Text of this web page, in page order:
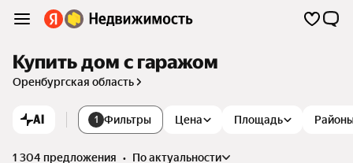
Купить дом с гаражом
Оренбургская область
AI 1 Фильтры Цена Площадь
1 304 предложения •
по актуальности